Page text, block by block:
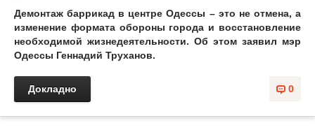
Демонтаж баррикад в центре Одессы – это не отмена, а
изменение формата обороны города и восстановление
необходимой жизнедеятельности. Об этом заявил мэр
Одессы Геннадий Труханов.
0
Докладно